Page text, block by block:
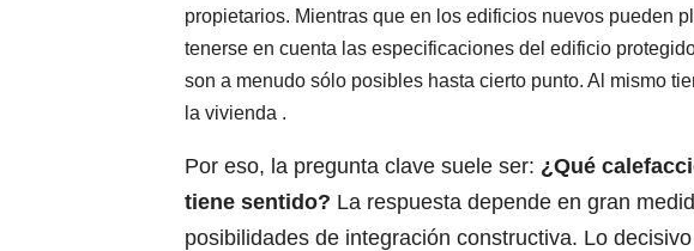
propietarios. Mientras que en los edificios nuevos pueden
tenerse en cuenta las especificaciones del edificio
son a menudo sólo posibles hasta cierto punto. Al mismo
la vivienda .
Por eso, la pregunta clave suele ser: ¿Qué
tiene sentido? La respuesta depende en gran
posibilidades de integración constructiva. Lo